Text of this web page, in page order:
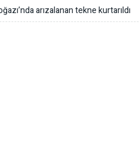
arızalanan tekne kurtarıldı